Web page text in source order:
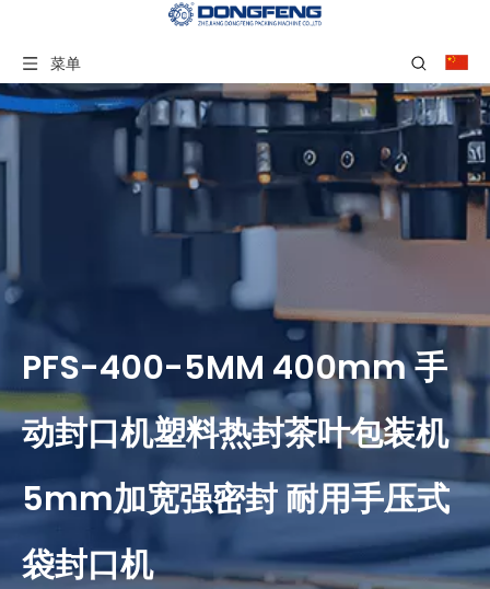
菜单
PFS-400-5MM 400mm 手
动封口机塑料热封茶叶包装机
5mm加宽强密封 耐用手压式
袋封口机‌